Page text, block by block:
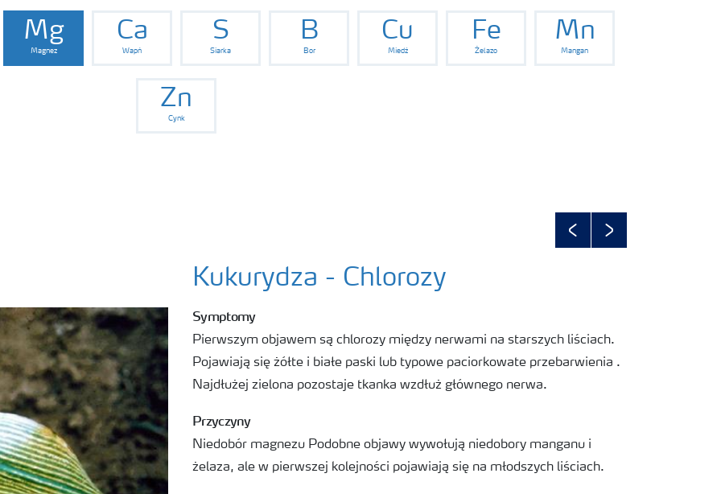
Mg
Magnez
Ca
Wapń
S
Siarka
B
Bor
Cu
Miedź
Fe
Żelazo
Mn
Mangan
Zn
Cynk
PreviousNext
Kukurydza - Chlorozy
Symptomy
Pierwszym objawem są chlorozy między nerwami na starszych liściach.
Pojawiają się żółte i białe paski lub typowe paciorkowate przebarwienia .
Najdłużej zielona pozostaje tkanka wzdłuż głównego nerwa.
Przyczyny
Niedobór magnezu Podobne objawy wywołują niedobory manganu i
żelaza, ale w pierwszej kolejności pojawiają się na młodszych liściach.